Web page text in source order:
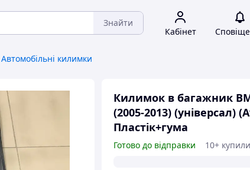
Знайти
Кабінет
Автомобільні килимки
Килимок в багажник
(2005-2013) (універсал)
Пластік+гума
Готово до відправки 10+ купили